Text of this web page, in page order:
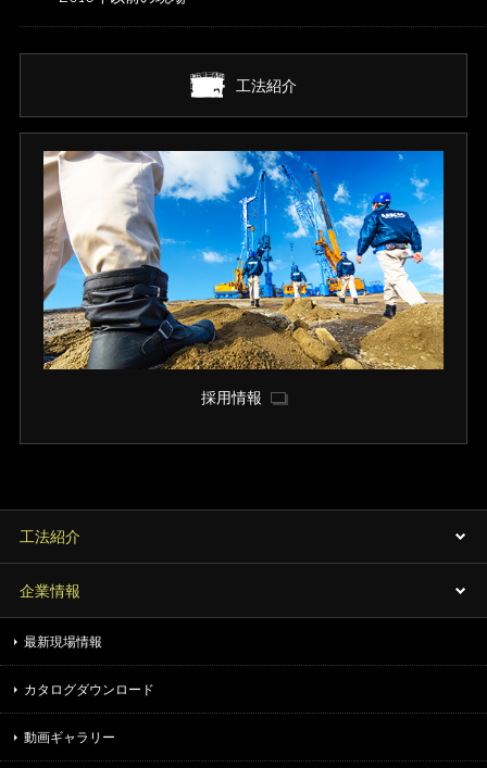
工法紹介
採用情報
工法紹介
企業情報
最新現場情報
カタログダウンロード
動画ギャラリー